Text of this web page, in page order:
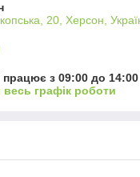
20, Херсон,
працює з 09:00 до 14:00
весь графік роботи